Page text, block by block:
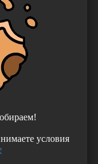
условия